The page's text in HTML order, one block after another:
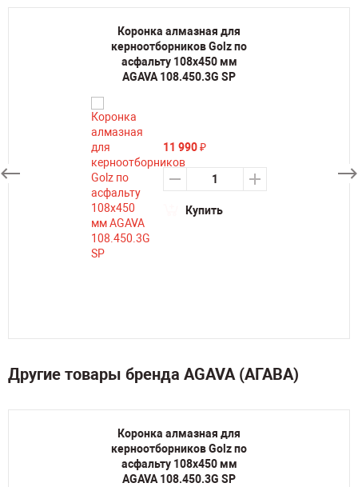
Коронка алмазная для
керноотборников Golz по
асфальту 108х450 мм
AGAVA 108.450.3G SP
11 990₽
Купить
Другие товары бренда AGAVA (АГАВА)
Коронка алмазная для
керноотборников Golz по
асфальту 108х450 мм
AGAVA 108.450.3G SP